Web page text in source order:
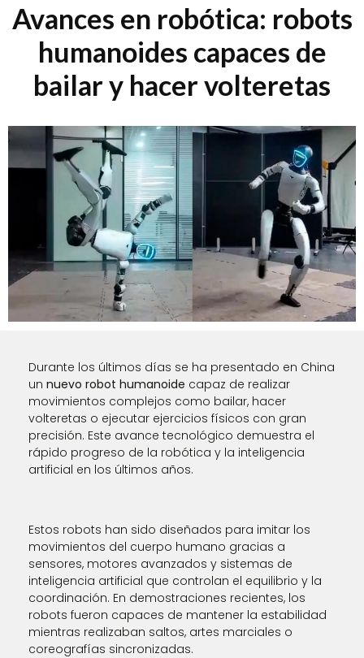
Avances en robótica: robots
humanoides capaces de
bailar y hacer volteretas
Durante los últimos días se ha presentado en China
un nuevo robot humanoide capaz de realizar
movimientos complejos como bailar, hacer
volteretas o ejecutar ejercicios físicos con gran
precisión. Este avance tecnológico demuestra el
rápido progreso de la robótica y la inteligencia
artificial en los últimos años.
Estos robots han sido diseñados para imitar los
movimientos del cuerpo humano gracias a
sensores, motores avanzados y sistemas de
inteligencia artificial que controlan el equilibrio y la
coordinación. En demostraciones recientes, los
robots fueron capaces de mantener la estabilidad
mientras realizaban saltos, artes marciales o
coreografías sincronizadas.